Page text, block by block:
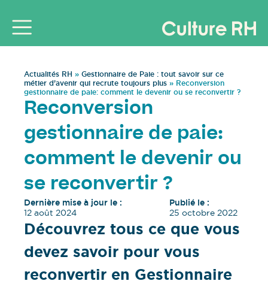
Actualités RH » Gestionnaire de Paie : tout savoir sur ce
métier d’avenir qui recrute toujours plus » Reconversion
gestionnaire de paie: comment le devenir ou se reconvertir ?
Reconversion
gestionnaire de paie:
comment le devenir ou
se reconvertir ?
Dernière mise à jour le :
12 août 2024
Publié le :
25 octobre 2022
Découvrez tous ce que vous
devez savoir pour vous
reconvertir en Gestionnaire